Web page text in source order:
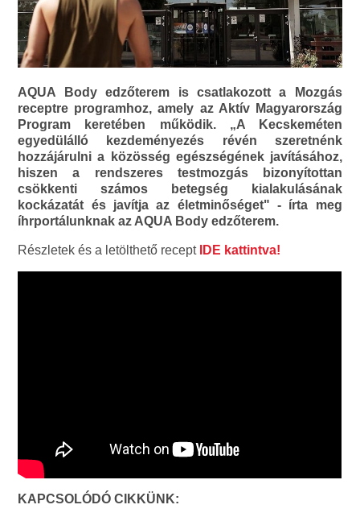
AQUA Body edzőterem is csatlakozott a Mozgás
receptre programhoz, amely az Aktív Magyarország
Program keretében működik. „A Kecskeméten
egyedülálló kezdeményezés révén szeretnénk
hozzájárulni a közösség egészségének javításához,
hiszen a rendszeres testmozgás bizonyítottan
csökkenti számos betegség kialakulásának
kockázatát és javítja az életminőséget" - írta meg
íhrportálunknak az AQUA Body edzőterem.
Részletek és a letölthető recept IDE kattintva!
KAPCSOLÓDÓ CIKKÜNK: